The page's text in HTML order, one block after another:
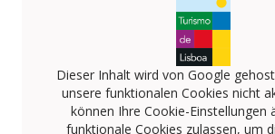
Dieser Inhalt wird von Google
unsere funktionalen Cookies nicht
können Ihre Cookie-Einstellungen
funktionale Cookies zulassen, um